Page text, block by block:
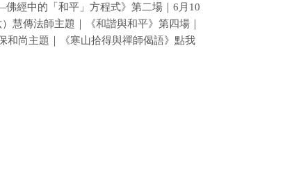
經中的「和平」方程式》第二場｜6月10
慧傳法師主題｜《和諧與和平》第四場｜
和尚主題｜《寒山拾得與禪師偈語》點我